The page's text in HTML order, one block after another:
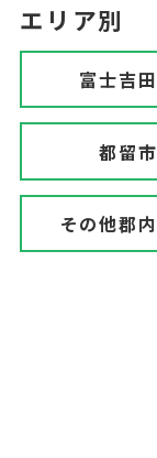
エリア別
富士吉
都留市
その他郡